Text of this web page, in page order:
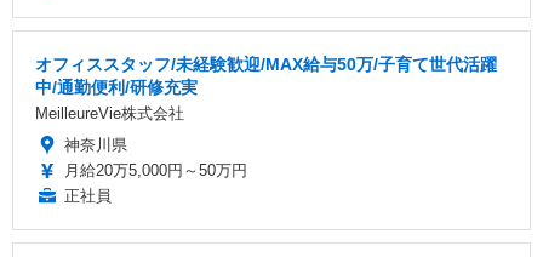
オフィススタッフ/未経験歓迎/MAX給与50万/子育て世代活躍
中/通勤便利/研修充実
MeilleureVie株式会社
神奈川県
月給20万5,000円～50万円
正社員